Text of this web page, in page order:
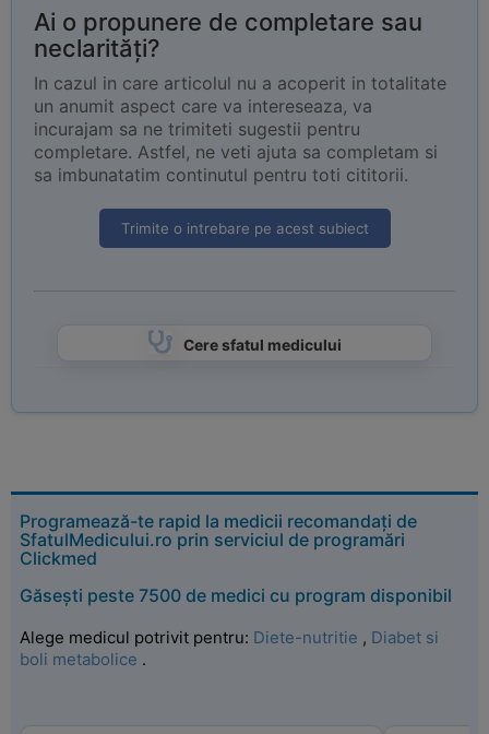
Ai o propunere de completare sau
neclarități?
In cazul in care articolul nu a acoperit in totalitate
un anumit aspect care va intereseaza, va
incurajam sa ne trimiteti sugestii pentru
completare. Astfel, ne veti ajuta sa completam si
sa imbunatatim continutul pentru toti cititorii.
Trimite o intrebare pe acest subiect
Cere sfatul medicului
Programează-te rapid la medicii recomandați de
SfatulMedicului.ro prin serviciul de programări
Clickmed
Găsești peste 7500 de medici cu program disponibil
Alege medicul potrivit pentru: Diete-nutritie , Diabet si
boli metabolice .